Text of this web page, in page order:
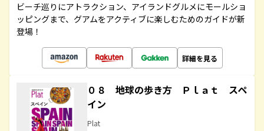
ビーチ巡りにアトラクション、アイランドグルメにモールショ
ッピングまで、グアムをアクティブに楽しむためのガイドが新
登場！
詳細を見る
０８ 地球の歩き方 Ｐｌａｔ スペ
イン
Plat